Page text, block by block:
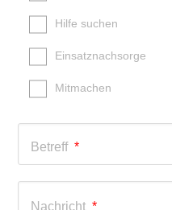
Hilfe suchen
Einsatznachsorge
Mitmachen
Betreff*
Nachricht*